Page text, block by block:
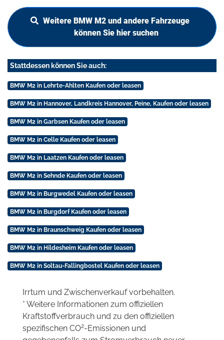
Weitere BMW M2 und andere Fahrzeuge
können Sie hier suchen
Stattdessen können Sie auch:
BMW M2 in Lehrte-Ahlten Kaufen oder leasen
BMW M2 in Hannover, Landkreis Hannover, Peine, Kaufen oder leasen
BMW M2 in Garbsen Kaufen oder leasen
BMW M2 in Celle Kaufen oder leasen
BMW M2 in Laatzen Kaufen oder leasen
BMW M2 in Sehnde Kaufen oder leasen
BMW M2 in Burgwedel Kaufen oder leasen
BMW M2 in Burgdorf Kaufen oder leasen
BMW M2 in Braunschweig Kaufen oder leasen
BMW M2 in Hildesheim Kaufen oder leasen
BMW M2 in Soltau-Fallingbostel Kaufen oder leasen
Irrtum und Zwischenverkauf vorbehalten.
* Weitere Informationen zum offiziellen
Kraftstoffverbrauch und zu den offiziellen
spezifischen CO2-Emissionen und